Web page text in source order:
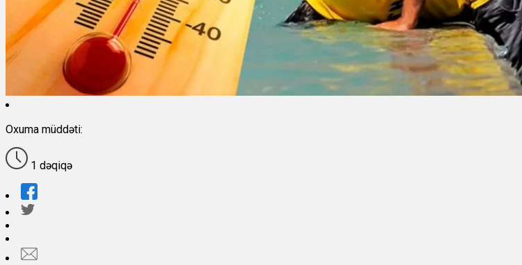
Oxuma müddəti:
1 dəqiqə